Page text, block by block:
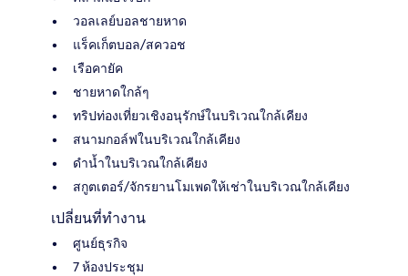
วอลเลย์บอลชายหาด
แร็คเก็ตบอล/สควอช
เรือคายัค
ชายหาดใกล้ๆ
ทริปท่องเที่ยวเชิงอนุรักษ์ในบริเวณใกล้เคียง
สนามกอล์ฟในบริเวณใกล้เคียง
ดำน้ำในบริเวณใกล้เคียง
สกูตเตอร์/จักรยานโมเพดให้เช่าในบริเวณใกล้เคียง
เปลี่ยนที่ทำงาน
ศูนย์ธุรกิจ
7 ห้องประชุม